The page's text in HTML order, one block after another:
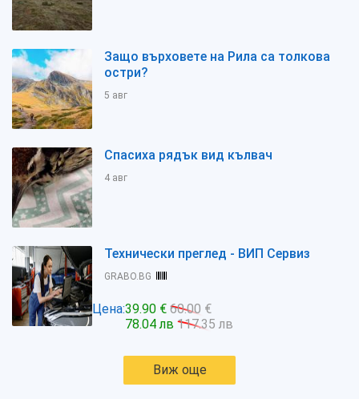
Защо върховете на Рила са толкова
остри?
5 авг
Спасиха рядък вид кълвач
4 авг
Технически преглед - ВИП Сервиз
GRABO.BG
Цена:39.90 € 60.00 €
78.04 лв 117.35 лв
Виж още